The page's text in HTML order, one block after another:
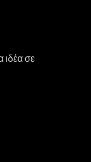
ιδέα σε